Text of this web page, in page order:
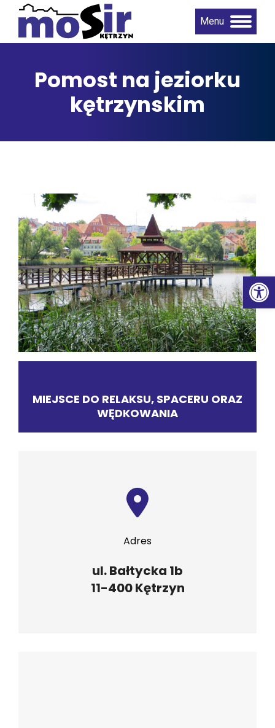
Menu
Pomost na jeziorku
kętrzynskim
MIEJSCE DO RELAKSU, SPACERU ORAZ
WĘDKOWANIA
Adres
ul. Bałtycka 1b
11-400 Kętrzyn